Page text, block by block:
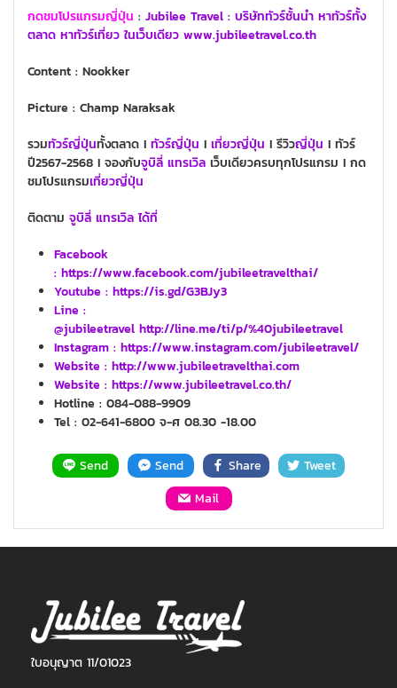
กดชมโปรแกรมญี่ปุ่น : Jubilee Travel : บริษัททัวร์ชั้นนำ หาทัวร์ทั้ง
ตลาด หาทัวร์เที่ยว ในเว็บเดียว www.jubileetravel.co.th
Content : Nookker
Picture : Champ Naraksak
รวมทัวร์ญี่ปุ่นทั้งตลาด I ทัวร์ญี่ปุ่น I เที่ยวญี่ปุ่น I รีวิวญี่ปุ่น I ทัวร์
ปี2567-2568 I จองกับจูบิลี่ แทรเวิล เว็บเดียวครบทุกโปรแกรม I กด
ชมโปรแกรมเที่ยวญี่ปุ่น
ติดตาม จูบิลี่ แทรเวิล ได้ที่
Facebook
: https://www.facebook.com/jubileetravelthai/
Youtube : https://is.gd/G3BJy3
Line :
@jubileetravel http://line.me/ti/p/%40jubileetravel
Instagram : https://www.instagram.com/jubileetravel/
Website : http://www.jubileetravelthai.com
Website : https://www.jubileetravel.co.th/
Hotline : 084-088-9909
Tel : 02-641-6800 จ-ศ 08.30 -18.00
Send Send Share
Tweet
Mail
ใบอนุญาต 11/01023